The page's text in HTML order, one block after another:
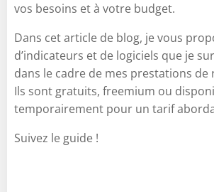
vos besoins et à votre budget.
Dans cet article de blog, je vous
d’indicateurs et de logiciels que je
dans le cadre de mes prestations de
Ils sont gratuits, freemium ou
temporairement pour un tarif
Suivez le guide !